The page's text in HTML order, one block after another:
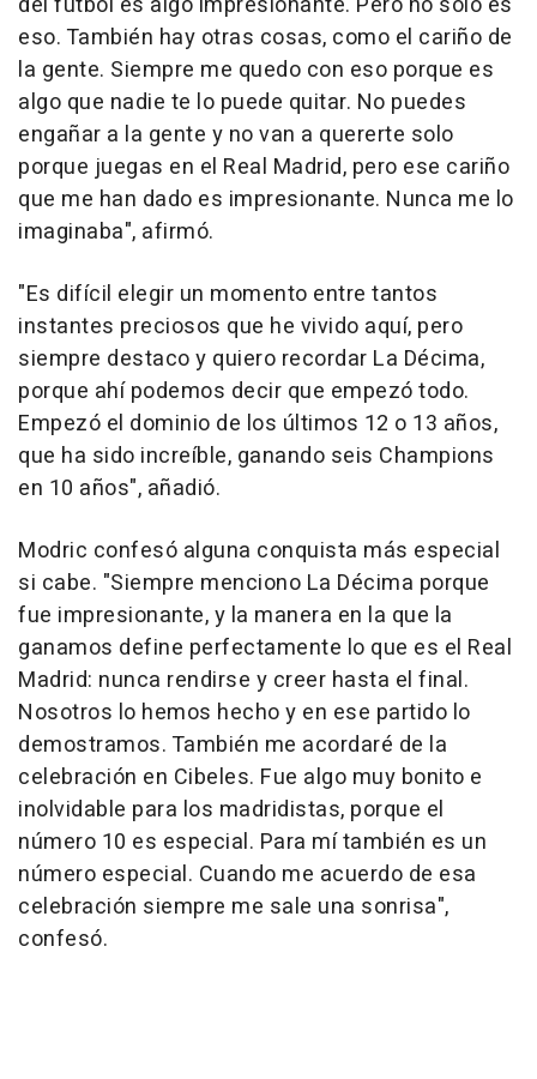
eso. También hay otras cosas, como el cariño de
la gente. Siempre me quedo con eso porque es
algo que nadie te lo puede quitar. No puedes
engañar a la gente y no van a quererte solo
porque juegas en el Real Madrid, pero ese cariño
que me han dado es impresionante. Nunca me lo
imaginaba", afirmó.
"Es difícil elegir un momento entre tantos
instantes preciosos que he vivido aquí, pero
siempre destaco y quiero recordar La Décima,
porque ahí podemos decir que empezó todo.
Empezó el dominio de los últimos 12 o 13 años,
que ha sido increíble, ganando seis Champions
en 10 años", añadió.
Modric confesó alguna conquista más especial
si cabe. "Siempre menciono La Décima porque
fue impresionante, y la manera en la que la
ganamos define perfectamente lo que es el Real
Madrid: nunca rendirse y creer hasta el final.
Nosotros lo hemos hecho y en ese partido lo
demostramos. También me acordaré de la
celebración en Cibeles. Fue algo muy bonito e
inolvidable para los madridistas, porque el
número 10 es especial. Para mí también es un
número especial. Cuando me acuerdo de esa
celebración siempre me sale una sonrisa",
confesó.